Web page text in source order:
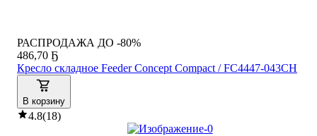
РАСПРОДАЖА ДО -80%
486,70 Ҕ
Кресло складное Feeder Concept Compact / FC4447-043CH
В корзину
4.8(18)